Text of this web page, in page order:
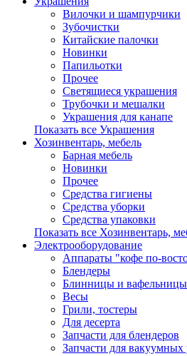
Вилочки и шампурчики
Зубочистки
Китайские палочки
Новинки
Папильотки
Прочее
Светящиеся украшения
Трубочки и мешалки
Украшения для канапе
Показать все Украшения
Хозинвентарь, мебель
Барная мебель
Новинки
Прочее
Средства гигиены
Средства уборки
Средства упаковки
Показать все Хозинвентарь,
Электрооборудование
Аппараты "кофе по-
Блендеры
Блинницы и вафельницы
Весы
Грили, тостеры
Для десерта
Запчасти для блендеров
Запчасти для